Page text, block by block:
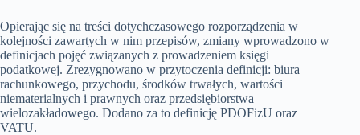
Opierając się na treści dotychczasowego rozporządzenia w
kolejności zawartych w nim przepisów, zmiany wprowadzono w
definicjach pojęć związanych z prowadzeniem księgi
podatkowej. Zrezygnowano w przytoczenia definicji: biura
rachunkowego, przychodu, środków trwałych, wartości
niematerialnych i prawnych oraz przedsiębiorstwa
wielozakładowego. Dodano za to definicję PDOFizU oraz
VATU.